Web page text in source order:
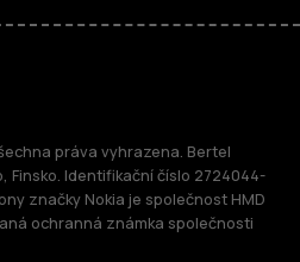
práva vyhrazena. Bertel
Finsko. Identifikační číslo 2724044-
značky Nokia je společnost HMD
ochranná známka společnosti